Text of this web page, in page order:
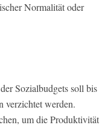
Normalität oder
Sozialbudgets soll bis
verzichtet werden.
um die Produktivität